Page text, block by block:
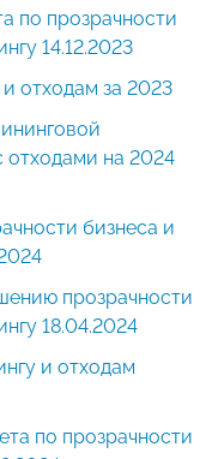
по прозрачности
14.12.2023
отходам за 2023
отходами на 2024
бизнеса и
прозрачности
18.04.2024
и отходам
по прозрачности